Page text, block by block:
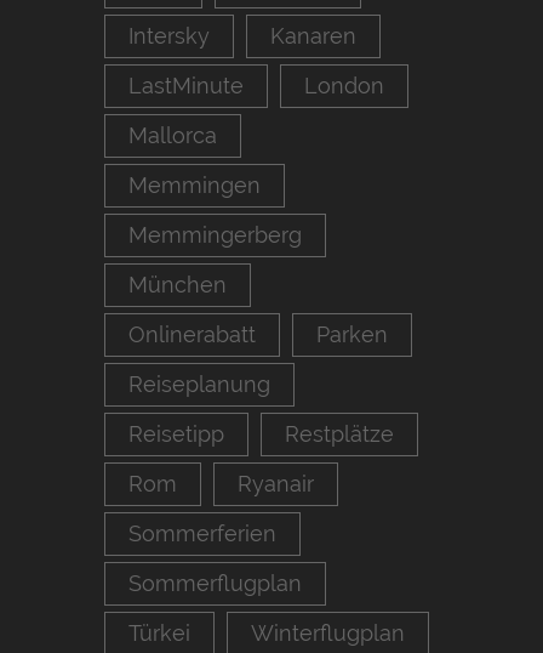
Intersky
Kanaren
LastMinute
London
Mallorca
Memmingen
Memmingerberg
München
Onlinerabatt
Parken
Reiseplanung
Reisetipp
Restplätze
Rom
Ryanair
Sommerferien
Sommerflugplan
Türkei
Winterflugplan